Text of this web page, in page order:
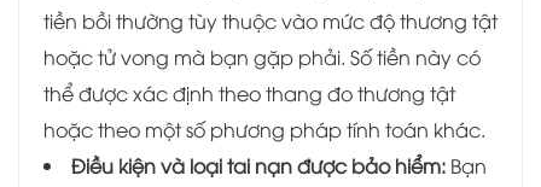
tiền bồi thường tùy thuộc vào mức độ thương tật
hoặc tử vong mà bạn gặp phải. Số tiền này có
thể được xác định theo thang đo thương tật
hoặc theo một số phương pháp tính toán khác.
Điều kiện và loại tai nạn được bảo hiểm: Bạn